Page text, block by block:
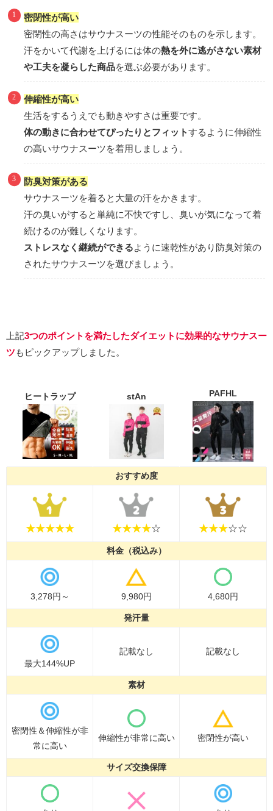
密閉性が高い
密閉性の高さはサウナスーツの性能そのものを示します。
汗をかいて代謝を上げるには体の熱を外に逃がさない素材
や工夫を凝らした商品を選ぶ必要があります。
伸縮性が高い
生活をするうえでも動きやすさは重要です。
体の動きに合わせてぴったりとフィットするように伸縮性
の高いサウナスーツを着用しましょう。
防臭対策がある
サウナスーツを着ると大量の汗をかきます。
汗の臭いがすると単純に不快ですし、臭いが気になって着
続けるのが難しくなります。
ストレスなく継続ができるように速乾性があり防臭対策の
されたサウナスーツを選びましょう。
上記3つのポイントを満たしたダイエットに効果的なサウナスー
ツ もピックアップしました。
ヒートラップ stAn PAFHL
おすすめ度
★★★★★ ★★★★☆ ★★★☆☆
料金（税込み）
3,278円～ 9,980円 4,680円
発汗量
最大144%UP
記載なし 記載なし
素材
密閉性＆伸縮性が非
常に高い
伸縮性が非常に高い 密閉性が高い
サイズ交換保障